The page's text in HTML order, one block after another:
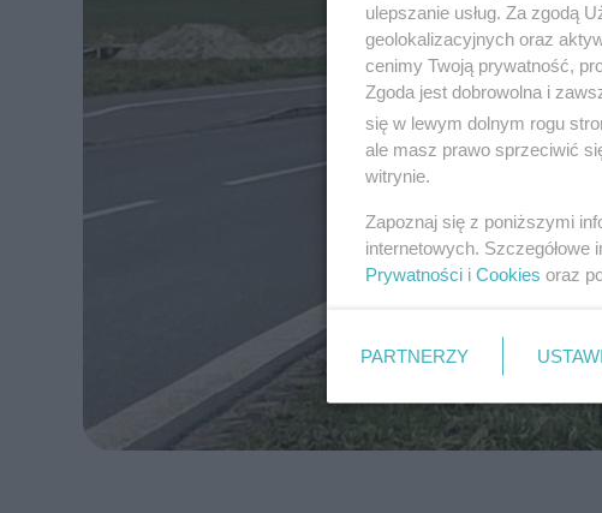
ulepszanie usług. Za zgodą
geolokalizacyjnych oraz
cenimy Twoją prywatność,
Zgoda jest dobrowolna i
się w lewym dolnym rogu
ale masz prawo sprzeciwić
witrynie.
Zapoznaj się z poniższymi
internetowych.
Prywatności i Cookies oraz
PARTNERZY